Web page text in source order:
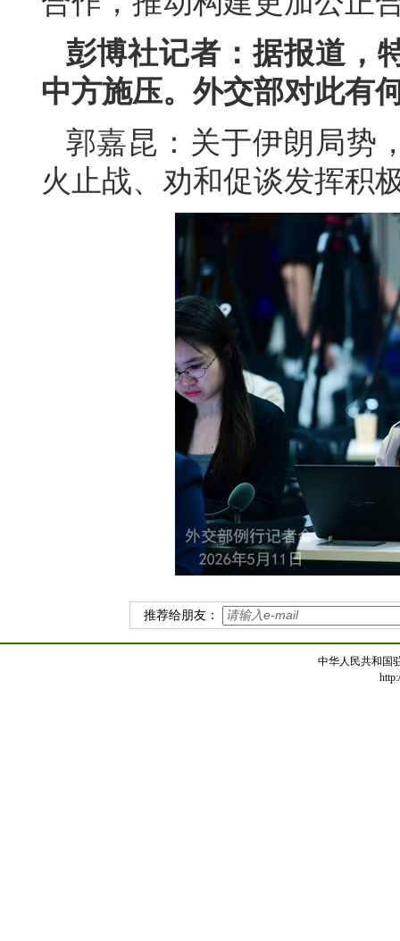
彭博社记者：据报道，
中方施压。外交部对此有
郭嘉昆：关于伊朗局势
火止战、劝和促谈发挥积
推荐给朋友：
中华人民共和国